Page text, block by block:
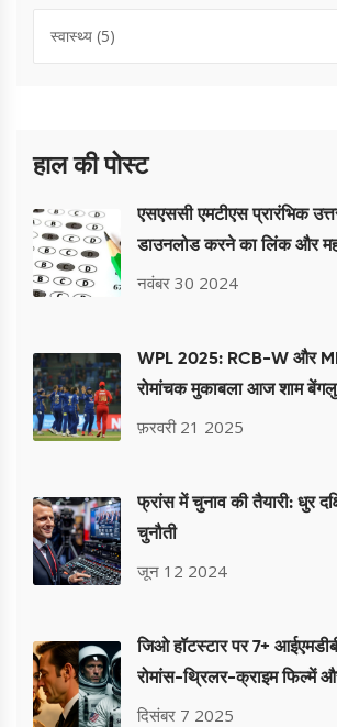
स्वास्थ्य (5)
हाल की पोस्ट
एसएससी एमटीएस प्रारंभिक
डाउनलोड करने का लिंक और
नवंबर 30 2024
WPL 2025: RCB-W और
रोमांचक मुकाबला आज शाम
फ़रवरी 21 2025
फ्रांस में चुनाव की तैयारी: धुर
चुनौती
जून 12 2024
जिओ हॉटस्टार पर 7+
रोमांस-थ्रिलर-क्राइम फिल्में
दिसंबर 7 2025